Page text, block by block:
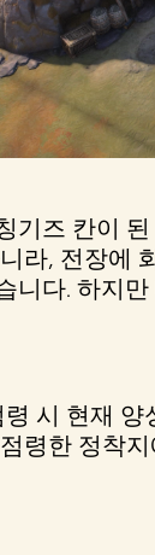
기즈 칸이
라, 전장에
니다. 하지
시 현재
령한 정착